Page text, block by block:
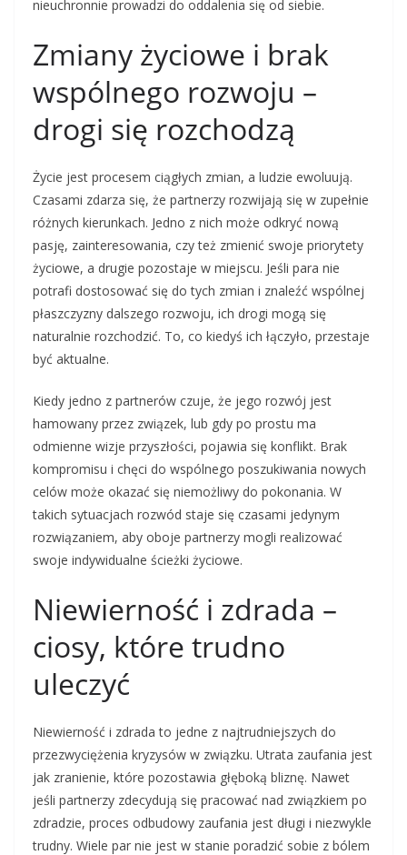
nieuchronnie prowadzi do oddalenia się od siebie.
Zmiany życiowe i brak
wspólnego rozwoju –
drogi się rozchodzą
Życie jest procesem ciągłych zmian, a ludzie ewoluują.
Czasami zdarza się, że partnerzy rozwijają się w zupełnie
różnych kierunkach. Jedno z nich może odkryć nową
pasję, zainteresowania, czy też zmienić swoje priorytety
życiowe, a drugie pozostaje w miejscu. Jeśli para nie
potrafi dostosować się do tych zmian i znaleźć wspólnej
płaszczyzny dalszego rozwoju, ich drogi mogą się
naturalnie rozchodzić. To, co kiedyś ich łączyło, przestaje
być aktualne.
Kiedy jedno z partnerów czuje, że jego rozwój jest
hamowany przez związek, lub gdy po prostu ma
odmienne wizje przyszłości, pojawia się konflikt. Brak
kompromisu i chęci do wspólnego poszukiwania nowych
celów może okazać się niemożliwy do pokonania. W
takich sytuacjach rozwód staje się czasami jedynym
rozwiązaniem, aby oboje partnerzy mogli realizować
swoje indywidualne ścieżki życiowe.
Niewierność i zdrada –
ciosy, które trudno
uleczyć
Niewierność i zdrada to jedne z najtrudniejszych do
przezwyciężenia kryzysów w związku. Utrata zaufania jest
jak zranienie, które pozostawia głęboką bliznę. Nawet
jeśli partnerzy zdecydują się pracować nad związkiem po
zdradzie, proces odbudowy zaufania jest długi i niezwykle
trudny. Wiele par nie jest w stanie poradzić sobie z bólem